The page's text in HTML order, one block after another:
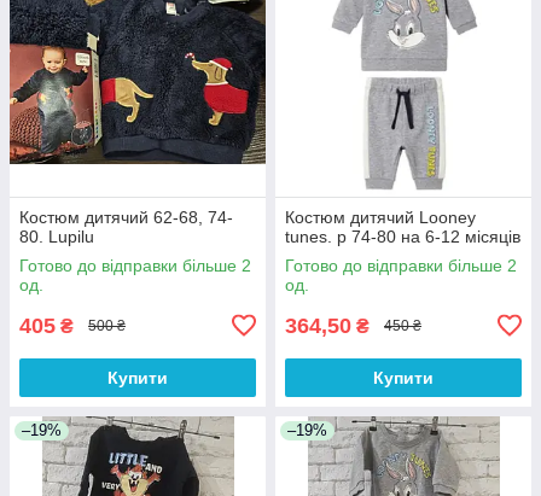
Костюм дитячий 62-68, 74-
80. Lupilu
Готово до відправки більше 2
од.
405 ₴ 500 ₴
Купити
Костюм дитячий Looney
tunes. р 74-80 на 6-12 місяців
Готово до відправки більше 2
од.
364,50 ₴ 450 ₴
Купити
–19% –19%